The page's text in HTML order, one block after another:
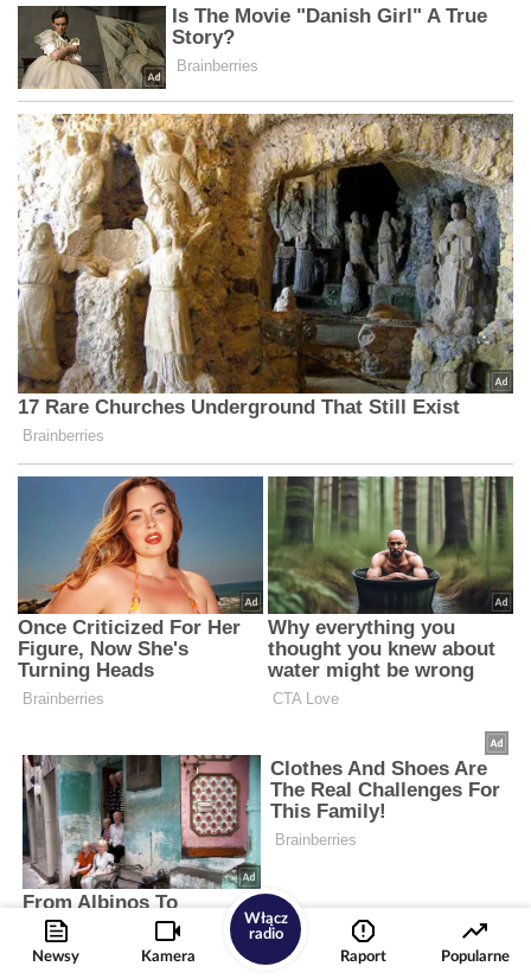
Newsy Kamera
Włącz
radio
Raport
Popularne